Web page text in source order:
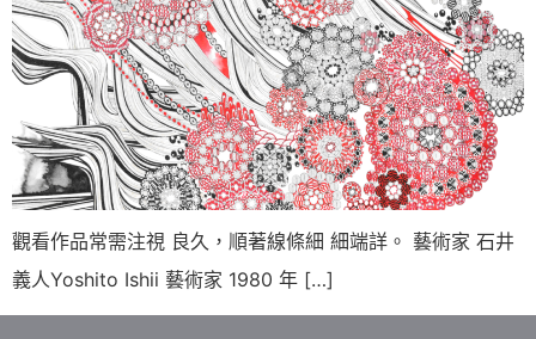
觀看作品常需注視 良久，順著線條細 細端詳。 藝術家 石井
義人Yoshito Ishii 藝術家 1980 年 […]